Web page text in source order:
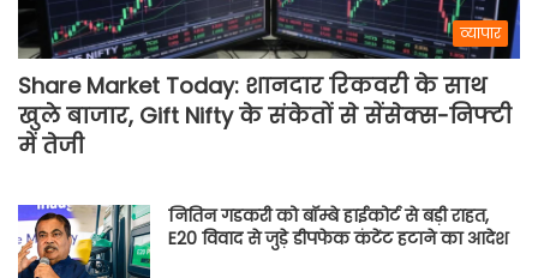
व्यापार
Share Market Today: शानदार रिकवरी के साथ
खुले बाजार, Gift Nifty के संकेतों से सेंसेक्स-निफ्टी
में तेजी
नितिन गडकरी को बॉम्बे हाईकोर्ट से बड़ी राहत,
E20 विवाद से जुड़े डीपफेक कंटेंट हटाने का आदेश